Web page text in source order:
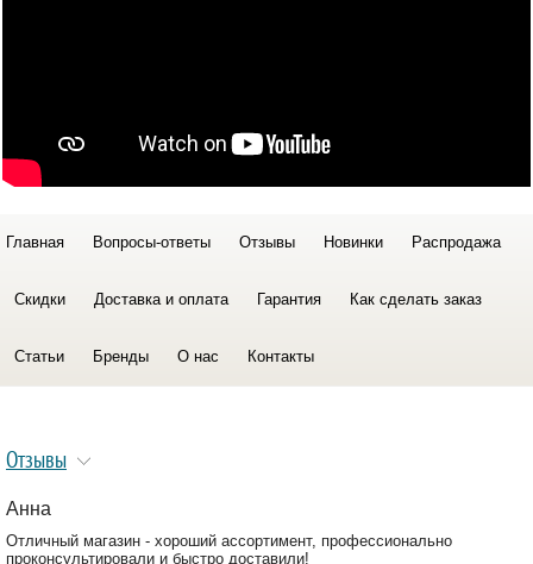
Главная Вопросы-ответы Отзывы Новинки Распродажа
Скидки Доставка и оплата Гарантия Как сделать заказ
Статьи Бренды О нас Контакты
Отзывы
Анна
Отличный магазин - хороший ассортимент, профессионально
проконсультировали и быстро доставили!